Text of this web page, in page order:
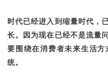
时代已经进入到缩量时代，
长。因为现在已经不是流量
要围绕在消费者未来生活
统。